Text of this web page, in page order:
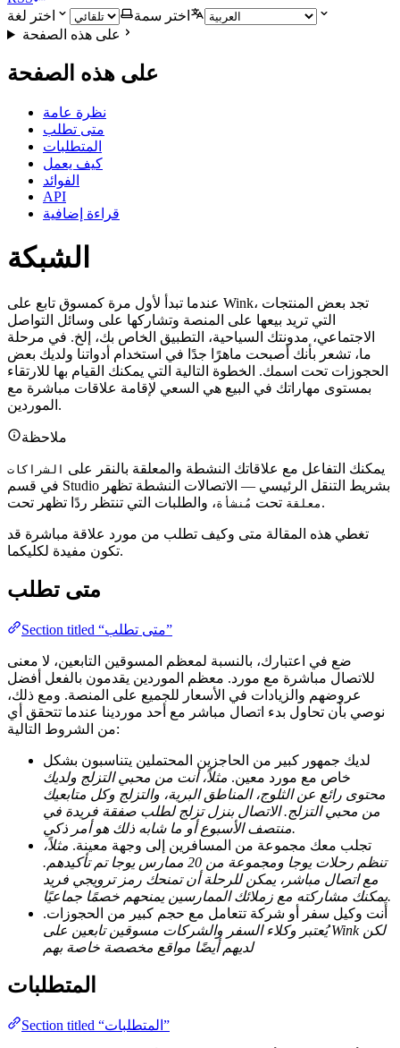
اختر سمة
اختر لغة
على هذه الصفحة
على هذه الصفحة
نظرة عامة
متى تطلب
المتطلبات
كيف يعمل
الفوائد
API
قراءة إضافية
الشبكة
عندما تبدأ لأول مرة كمسوق تابع على Wink، تجد بعض المنتجات
التي تريد بيعها على المنصة وتشاركها على وسائل التواصل
الاجتماعي، مدونتك السياحية، التطبيق الخاص بك، إلخ. في مرحلة
ما، تشعر بأنك أصبحت ماهرًا جدًا في استخدام أدواتنا ولديك بعض
الحجوزات تحت اسمك. الخطوة التالية التي يمكنك القيام بها للارتقاء
بمستوى مهاراتك في البيع هي السعي لإقامة علاقات مباشرة مع
الموردين.
ملاحظة
يمكنك التفاعل مع علاقاتك النشطة والمعلقة بالنقر على الشراكات
في قسم Studio بشريط التنقل الرئيسي — الاتصالات النشطة تظهر
تحت مُنشأة معلقة .
تغطي هذه المقالة متى وكيف تطلب من مورد علاقة مباشرة قد
تكون مفيدة لكليكما.
متى تطلب
Section titled “متى تطلب”
ضع في اعتبارك، بالنسبة لمعظم المسوقين التابعين، لا معنى
للاتصال مباشرة مع مورد. معظم الموردين يقدمون بالفعل أفضل
عروضهم والزيادات في الأسعار للجميع على المنصة. ومع ذلك،
نوصي بأن تحاول بدء اتصال مباشر مع أحد موردينا عندما تتحقق أي
من الشروط التالية:
لديك جمهور كبير من الحاجزين المحتملين يتناسبون بشكل
خاص مع مورد معين. مثلاً، أنت من محبي التزلج ولديك
محتوى رائع عن الثلوج، المناطق البرية، والتزلج وكل متابعيك
من محبي التزلج. الاتصال بنزل تزلج لطلب صفقة فريدة في
منتصف الأسبوع أو ما شابه ذلك هو أمر ذكي.
تجلب معك مجموعة من المسافرين إلى وجهة معينة. مثلاً،
تنظم رحلات يوجا ومجموعة من 20 ممارس يوجا تم تأكيدهم.
مع اتصال مباشر، يمكن للرحلة أن تمنحك رمز ترويجي فريد
يمكنك مشاركته مع زملائك الممارسين يمنحهم خصمًا جماعيًا.
أنت وكيل سفر أو شركة تتعامل مع حجم كبير من الحجوزات.
يُعتبر وكلاء السفر والشركات مسوقين تابعين على Wink لكن
لديهم أيضًا مواقع مخصصة خاصة بهم
المتطلبات
Section titled “المتطلبات”